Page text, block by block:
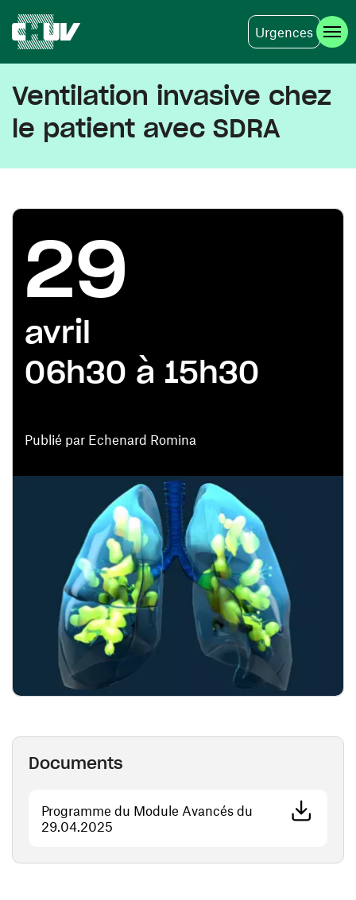
Urgences
Ventilation invasive chez
le patient avec SDRA
Publié par Echenard Romina
29
avril
06h30 à 15h30
Documents
Programme du Module Avancés du
29.04.2025